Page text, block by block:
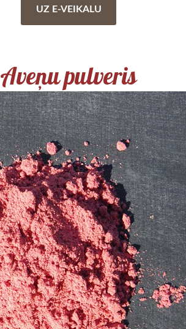
UZ E-VEIKALU
Aveņu pulveris